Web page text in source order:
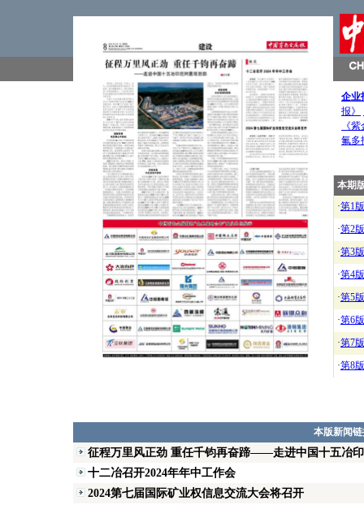
企业
报》
《
氟多
本期
·第1版
·第2版
·第3版
·第4版
·第5版
·第6版
·第7版
·第8版
本版新闻
征程万里风正劲 重任千钧再奋蹄——走进中国十五冶
十二冶召开2024年年中工作会
2024第七届国际矿业权信息交流大会将召开